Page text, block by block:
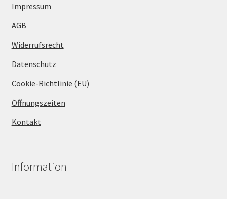
Impressum
AGB
Widerrufsrecht
Datenschutz
Cookie-Richtlinie (EU)
Öffnungszeiten
Kontakt
Information